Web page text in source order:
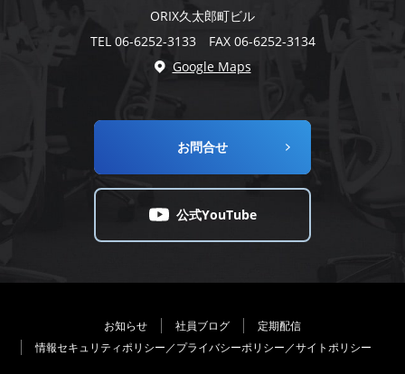
ORIX久太郎町ビル
TEL 06-6252-3133 FAX 06-6252-3134
Google Maps
お問合せ
公式YouTube
お知らせ 社員ブログ
定期配信
情報セキュリティポリシー／プライバシーポリシー／サイトポリシー